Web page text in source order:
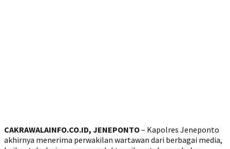
CAKRAWALAINFO.CO.ID, JENEPONTO– Kapolres Jeneponto
akhirnya menerima perwakilan wartawan dari berbagai media,